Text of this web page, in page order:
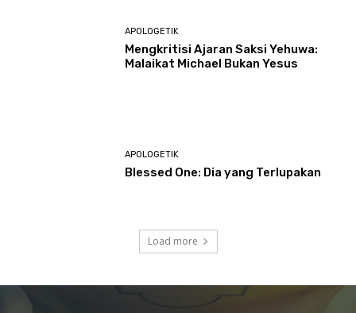
APOLOGETIK
Mengkritisi Ajaran Saksi Yehuwa:
Malaikat Michael Bukan Yesus
APOLOGETIK
Blessed One: Dia yang Terlupakan
Load more